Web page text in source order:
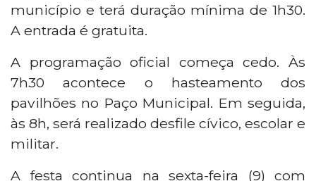
município e terá duração mínima de 1h30.
A entrada é gratuita.
A programação oficial começa cedo. Às
7h30 acontece o hasteamento dos
pavilhões no Paço Municipal. Em seguida,
às 8h, será realizado desfile cívico, escolar e
militar.
A festa continua na sexta-feira (9) com